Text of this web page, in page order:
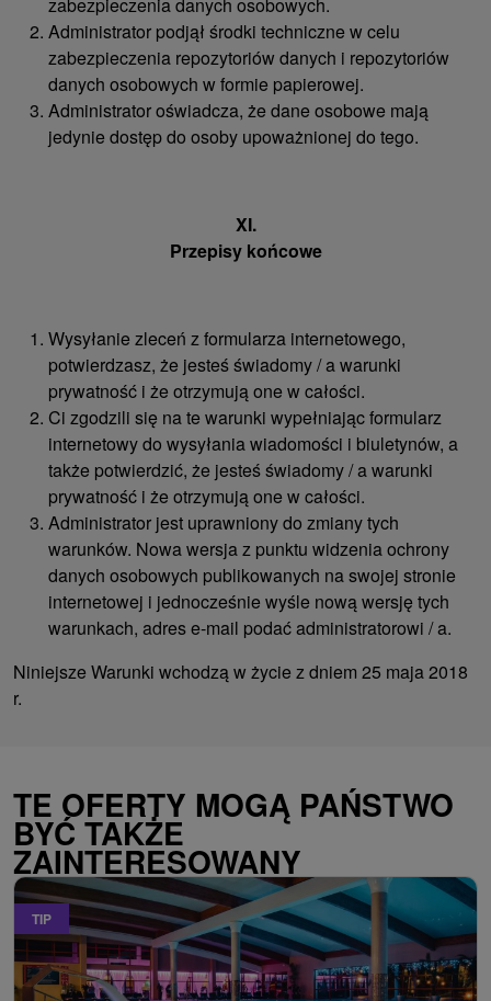
Administrator podjął środki techniczne w celu
zabezpieczenia repozytoriów danych i repozytoriów
danych osobowych w formie papierowej.
Administrator oświadcza, że ​​dane osobowe mają
jedynie dostęp do osoby upoważnionej do tego.
XI.
Przepisy końcowe
Wysyłanie zleceń z formularza internetowego,
potwierdzasz, że jesteś świadomy / a warunki
prywatność i że otrzymują one w całości.
Ci zgodzili się na te warunki wypełniając formularz
internetowy do wysyłania wiadomości i biuletynów, a
także potwierdzić, że jesteś świadomy / a warunki
prywatność i że otrzymują one w całości.
Administrator jest uprawniony do zmiany tych
warunków. Nowa wersja z punktu widzenia ochrony
danych osobowych publikowanych na swojej stronie
internetowej i jednocześnie wyśle ​​nową wersję tych
warunkach, adres e-mail podać administratorowi / a.
Niniejsze Warunki wchodzą w życie z dniem 25 maja 2018
r.
TE OFERTY MOGĄ PAŃSTWO
BYĆ TAKŻE
ZAINTERESOWANY
TIP